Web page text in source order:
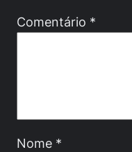
Comentário *
Nome *